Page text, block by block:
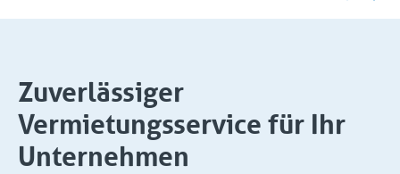
Zuverlässiger
Vermietungsservice für Ihr
Unternehmen